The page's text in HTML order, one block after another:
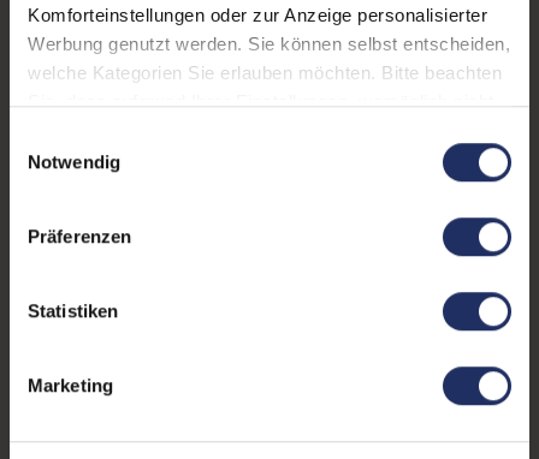
Komforteinstellungen oder zur Anzeige personalisierter
Werbung genutzt werden. Sie können selbst entscheiden,
welche Kategorien Sie erlauben möchten. Bitte beachten
Sie, dass aufgrund Ihrer Einstellungen, womöglich nicht
Weitere Informationen finden Sie in
Notwendig
Präferenzen
Statistiken
Marketing
Zustand: Gebraucht
Partnerprogramm: Ja
Datenspeicher: 512 GB SSD
Arbeitsspeicher:
245,9 x 357,9 x 16,2 mm
Gewicht: